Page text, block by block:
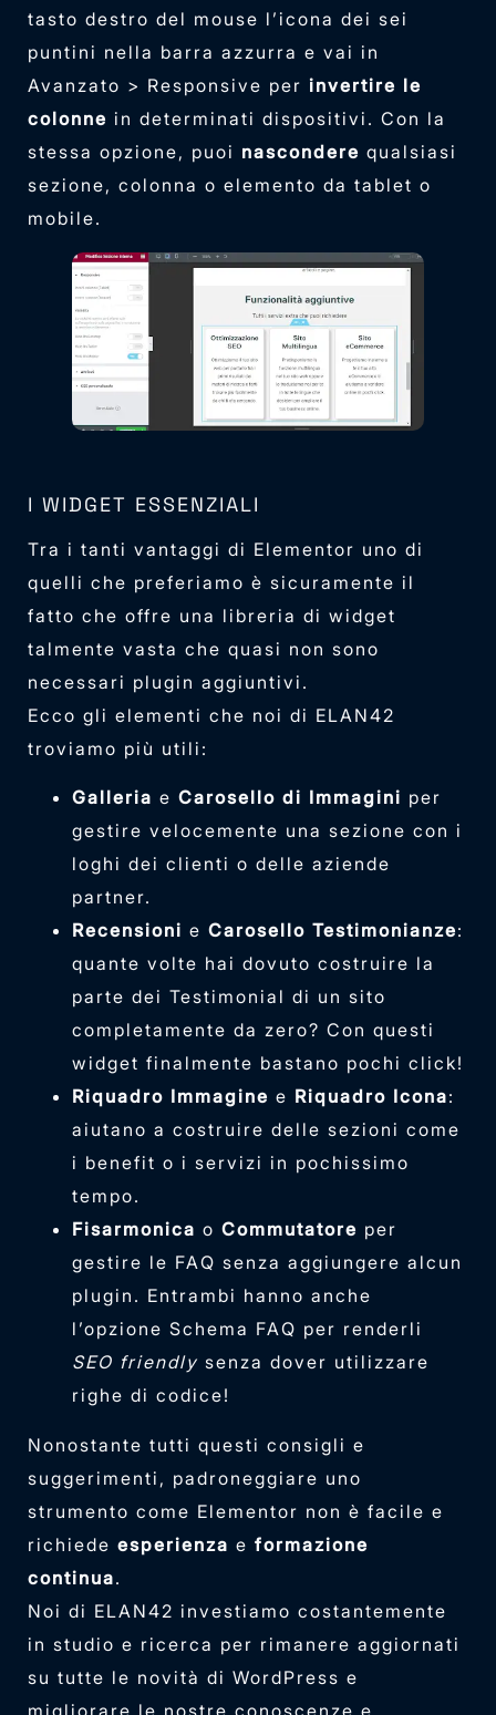
tasto destro del mouse l’icona dei sei
puntini nella barra azzurra e vai in
Avanzato > Responsive per invertire le
colonne in determinati dispositivi. Con la
stessa opzione, puoi nascondere qualsiasi
sezione, colonna o elemento da tablet o
mobile.
I WIDGET ESSENZIALI
Tra i tanti vantaggi di Elementor uno di
quelli che preferiamo è sicuramente il
fatto che offre una libreria di widget
talmente vasta che quasi non sono
necessari plugin aggiuntivi.
Ecco gli elementi che noi di ELAN42
troviamo più utili:
Galleria e Carosello di Immagini per
gestire velocemente una sezione con i
loghi dei clienti o delle aziende
partner.
Recensioni e Carosello Testimonianze:
quante volte hai dovuto costruire la
parte dei Testimonial di un sito
completamente da zero? Con questi
widget finalmente bastano pochi click!
Riquadro Immagine e Riquadro Icona:
aiutano a costruire delle sezioni come
i benefit o i servizi in pochissimo
tempo.
Fisarmonica o Commutatore per
gestire le FAQ senza aggiungere alcun
plugin. Entrambi hanno anche
l’opzione Schema FAQ per renderli
SEO friendly senza dover utilizzare
righe di codice!
Nonostante tutti questi consigli e
suggerimenti, padroneggiare uno
strumento come Elementor non è facile e
richiede esperienza e formazione
continua.
Noi di ELAN42 investiamo costantemente
in studio e ricerca per rimanere aggiornati
su tutte le novità di WordPress e